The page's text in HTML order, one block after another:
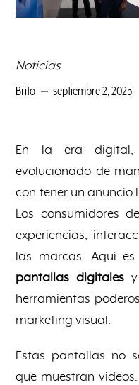
Noticias
Brito
septiembre 2, 2025
En la era
evolucionado de
con tener un anuncio
Los consumidores
experiencias,
las marcas. Aquí
pantallas digitales
herramientas
marketing visual.
Estas pantallas no
que muestran